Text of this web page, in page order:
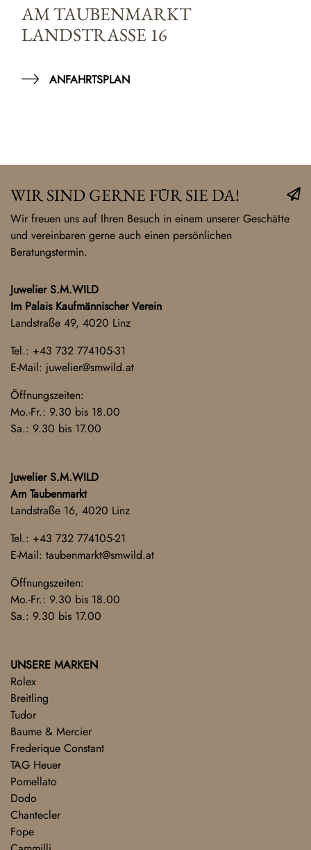
AM TAUBENMARKT
LANDSTRASSE 16
ANFAHRTSPLAN
WIR SIND GERNE FÜR SIE DA!
Wir freuen uns auf Ihren Besuch in einem unserer Geschäfte
und vereinbaren gerne auch einen persönlichen
Beratungstermin.
Juwelier S.M.WILD
Im Palais Kaufmännischer Verein
Landstraße 49, 4020 Linz
Tel.: +43 732 774105-31
E-Mail: juwelier@smwild.at
Öffnungszeiten:
Mo.-Fr.: 9.30 bis 18.00
Sa.: 9.30 bis 17.00
Juwelier S.M.WILD
Am Taubenmarkt
Landstraße 16, 4020 Linz
Tel.: +43 732 774105-21
E-Mail: taubenmarkt@smwild.at
Öffnungszeiten:
Mo.-Fr.: 9.30 bis 18.00
Sa.: 9.30 bis 17.00
UNSERE MARKEN
Rolex
Breitling
Tudor
Baume & Mercier
Frederique Constant
TAG Heuer
Pomellato
Dodo
Chantecler
Fope